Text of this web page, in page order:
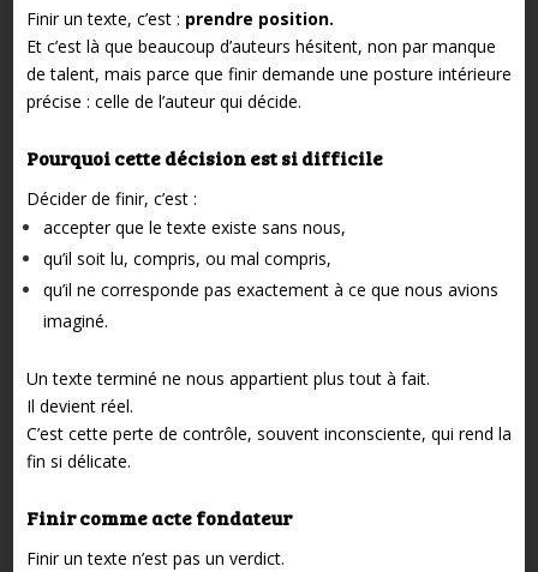
Finir un texte, c’est : prendre position.
Et c’est là que beaucoup d’auteurs hésitent, non par manque
de talent, mais parce que finir demande une posture intérieure
précise : celle de l’auteur qui décide.
Pourquoi cette décision est si difficile
Décider de finir, c’est :
accepter que le texte existe sans nous,
qu’il soit lu, compris, ou mal compris,
qu’il ne corresponde pas exactement à ce que nous avions
imaginé.
Un texte terminé ne nous appartient plus tout à fait.
Il devient réel.
C’est cette perte de contrôle, souvent inconsciente, qui rend la
fin si délicate.
Finir comme acte fondateur
Finir un texte n’est pas un verdict.